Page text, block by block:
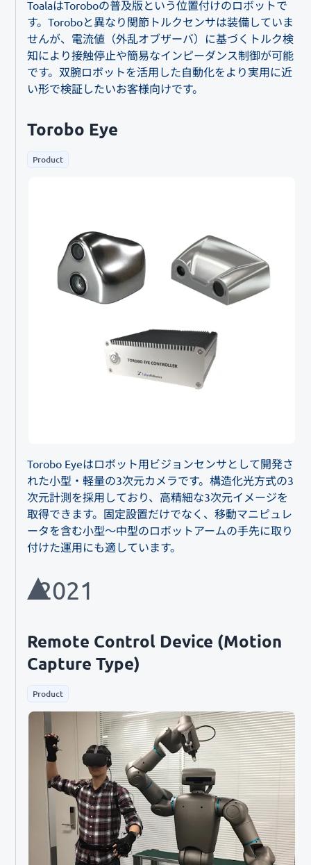
ToalaはToroboの普及版という位置付けのロボットで
す。Toroboと異なり関節トルクセンサは装備していま
せんが、電流値（外乱オブザーバ）に基づくトルク検
知により接触停止や簡易なインピーダンス制御が可能
です。双腕ロボットを活用した自動化をより実用に近
い形で検証したいお客様向けです。
Torobo Eye
Product
Torobo Eyeはロボット用ビジョンセンサとして開発さ
れた小型・軽量の3次元カメラです。構造化光方式の3
次元計測を採用しており、高精細な3次元イメージを
取得できます。固定設置だけでなく、移動マニピュレ
ータを含む小型～中型のロボットアームの手先に取り
付けた運用にも適しています。
2021
Remote Control Device (Motion
Capture Type)
Product